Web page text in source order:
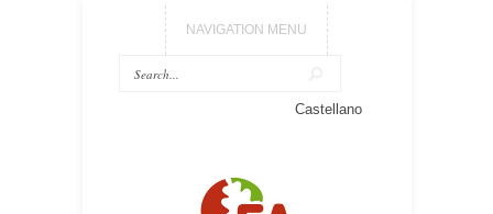
NAVIGATION MENU
Castellano